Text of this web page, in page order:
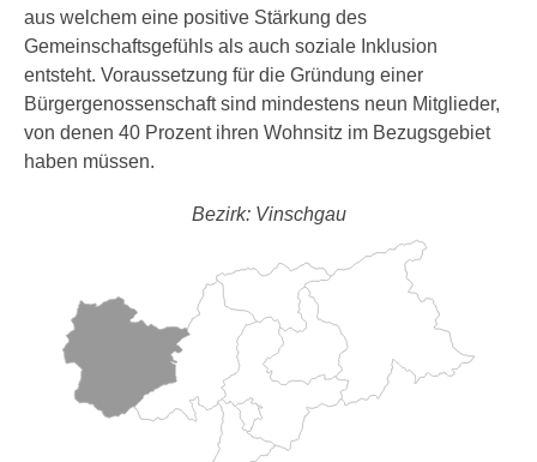
aus welchem eine positive Stärkung des
Gemeinschaftsgefühls als auch soziale Inklusion
entsteht. Voraussetzung für die Gründung einer
Bürgergenossenschaft sind mindestens neun Mitglieder,
von denen 40 Prozent ihren Wohnsitz im Bezugsgebiet
haben müssen.
Bezirk: Vinschgau